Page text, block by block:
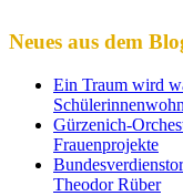
Neues aus dem
Ein Traum wird
Gürzenich-
Frauenprojekte
Theodor Rüber